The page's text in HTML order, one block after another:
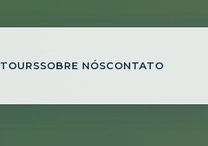
TOURSSOBRE NÓSCONTATO